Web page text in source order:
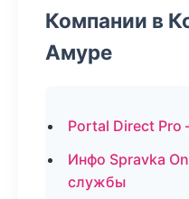
Компании в
Амуре
Portal Direct
Инфо Spravka
службы